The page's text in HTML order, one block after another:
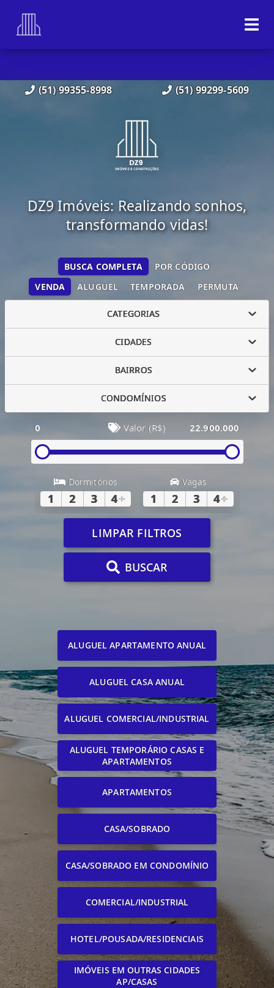
(51) 99355-8998 (51) 99299-5609
DZ9 Imóveis: Realizando sonhos,
transformando vidas!
VENDA ALUGUEL TEMPORADA PERMUTA
BUSCA COMPLETA POR CÓDIGO
CATEGORIAS
CIDADES
BAIRROS
CONDOMÍNIOS
0 Valor (R$) 22.900.000
Dormitórios
1 2 3 4+
Vagas
1 2 3 4+
LIMPAR FILTROS
BUSCAR
ALUGUEL APARTAMENTO ANUAL
ALUGUEL CASA ANUAL
ALUGUEL COMERCIAL/INDUSTRIAL
ALUGUEL TEMPORÁRIO CASAS E
APARTAMENTOS
APARTAMENTOS
CASA/SOBRADO
CASA/SOBRADO EM CONDOMÍNIO
COMERCIAL/INDUSTRIAL
HOTEL/POUSADA/RESIDENCIAIS
IMÓVEIS EM OUTRAS CIDADES
AP/CASAS